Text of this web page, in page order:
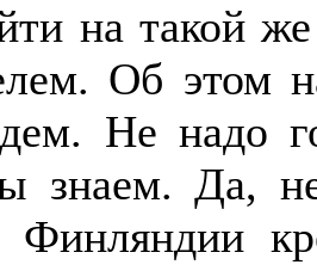
на такой же
Об
Не надо
знаем. Да,
Финляндии